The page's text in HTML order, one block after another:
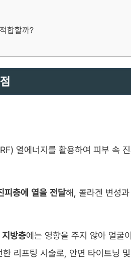
합할까?
열에너지를 활용하여 피부 속
피층에 열을 전달해, 콜라겐 변성
지방층에는 영향을 주지 않아 얼굴
리프팅 시술로, 안면 타이트닝